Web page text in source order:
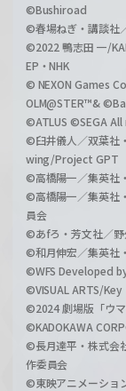
©Bushiroad
©春場ねぎ・講談社
©2022 鴨志田 一/
EP・NHK
© NEXON Games
OLM@STER™&
©ATLUS ©SEGA
©臼井儀人／双葉社
wing/Project GPT
©高橋陽一／集英社
©高橋陽一／集英社
員会
©あfろ・芳文社／
©和月伸宏／集英社
©WFS Developed by
©VISUAL ARTS/Key
©2024 劇場版「ウ
©KADOKAWA
©長月達平・株式会
作委員会
©東映アニメーショ